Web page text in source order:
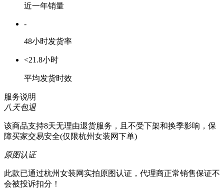
近一年销量
-
48小时发货率
<21.8小时
平均发货时效
服务说明
八天包退
该商品支持8天无理由退货服务，且不受下架和换季影响，保
障买家交易安全(仅限杭州女装网下单)
原图认证
此款已通过杭州女装网实拍原图认证，代理商正常销售保证不
会被投诉扣分！